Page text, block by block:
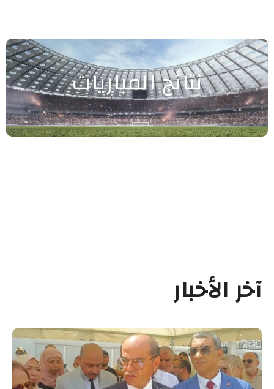
نتائج المباريات
آخر الأخبار